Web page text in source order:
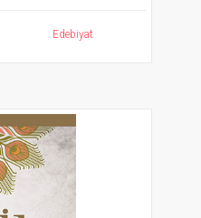
Edebiyat